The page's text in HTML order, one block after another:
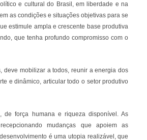
e cultural do Brasil, em liberdade e na
as condições e situações objetivas para se
estimule ampla e crescente base produtiva
que tenha profundo compromisso com o
deve mobilizar a todos, reunir a energia dos
e dinâmico, articular todo o setor produtivo
de força humana e riqueza disponível. As
mudanças que apoiem as
é uma utopia realizável, que